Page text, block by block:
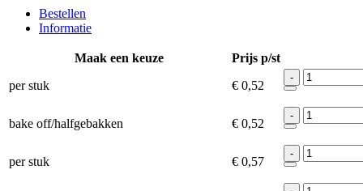
Bestellen
Informatie
Maak een keuze
Prijs p/st
per stuk
€ 0,52
-
bake off/halfgebakken € 0,52
-
per stuk € 0,57
-